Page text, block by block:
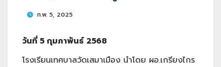
ก.พ. 5, 2025
วันที่ 5 กุมภาพันธ์ 2568
โรงเรียนเทศบาลวัดเสมาเมือง นำโดย ผอ.เกรียงไกร